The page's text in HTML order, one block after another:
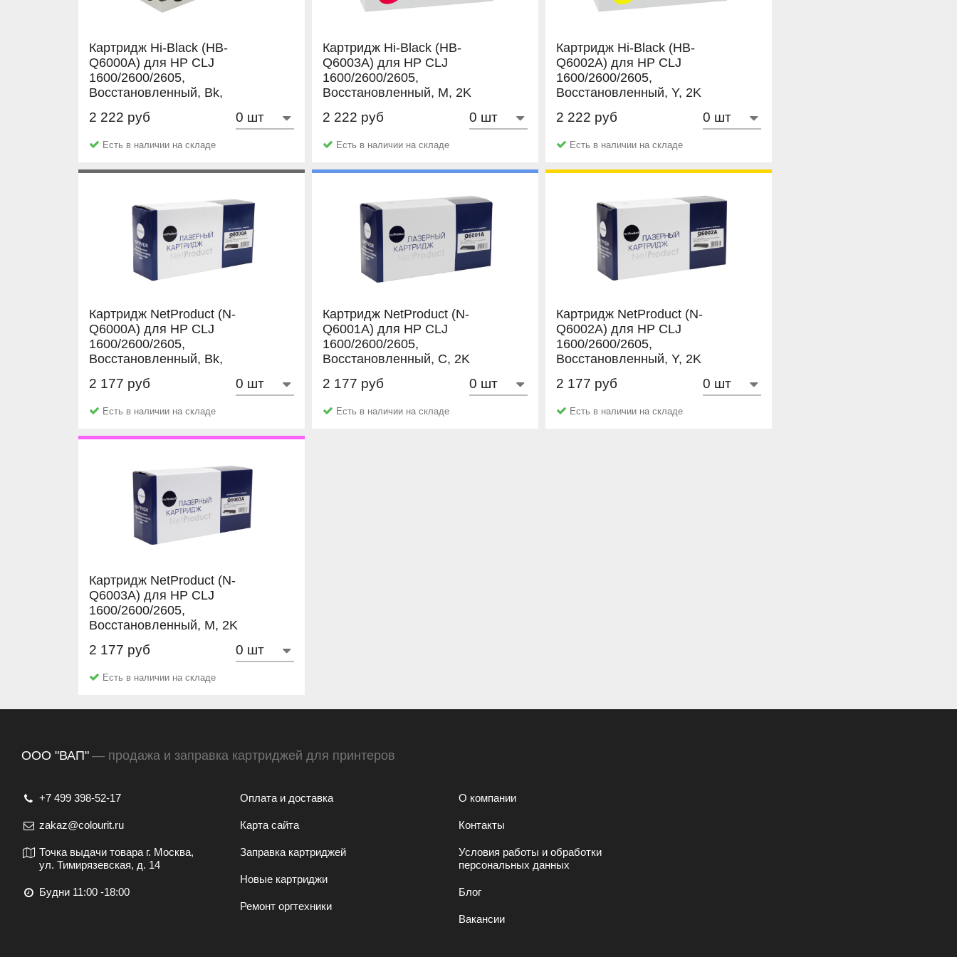
Картридж Hi-Black (HB-
Q6000A) для HP CLJ
1600/2600/2605,
Восстановленный, Bk,
2 222 руб
Есть в наличии на складе
Картридж Hi-Black (HB-
Q6003A) для HP CLJ
1600/2600/2605,
Восстановленный, M, 2K
Hi-Black
2 222 руб
Есть в наличии на складе
Картридж Hi-Black (HB-
Q6002A) для HP CLJ
1600/2600/2605,
Восстановленный, Y, 2K
Hi-Black
2 222 руб
Есть в наличии на складе
Картридж NetProduct (N-
Q6000A) для HP CLJ
1600/2600/2605,
Восстановленный, Bk,
2 177 руб
Есть в наличии на складе
Картридж NetProduct (N-
Q6001A) для HP CLJ
1600/2600/2605,
Восстановленный, C, 2K
NetProduct
2 177 руб
Есть в наличии на складе
Картридж NetProduct (N-
Q6002A) для HP CLJ
1600/2600/2605,
Восстановленный, Y, 2K
NetProduct
2 177 руб
Есть в наличии на складе
Картридж NetProduct (N-
Q6003A) для HP CLJ
1600/2600/2605,
Восстановленный, M, 2K
NetProduct
2 177 руб
Есть в наличии на складе
ООО "ВАП" — продажа и заправка картриджей для принтеров
+7 499 398-52-17
zakaz@colourit.ru
Точка выдачи товара г. Москва,
ул. Тимирязевская, д. 14
Будни 11:00 -18:00
Оплата и доставка
Карта сайта
Заправка картриджей
Новые картриджи
Ремонт оргтехники
О компании
Контакты
Условия работы и обработки
персональных данных
Блог
Вакансии